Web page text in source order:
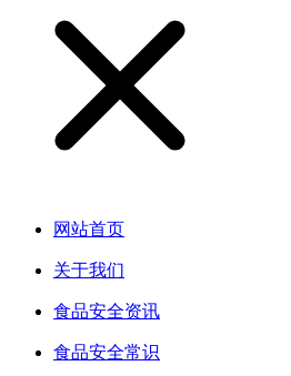
网站首页
关于我们
食品安全资讯
食品安全常识